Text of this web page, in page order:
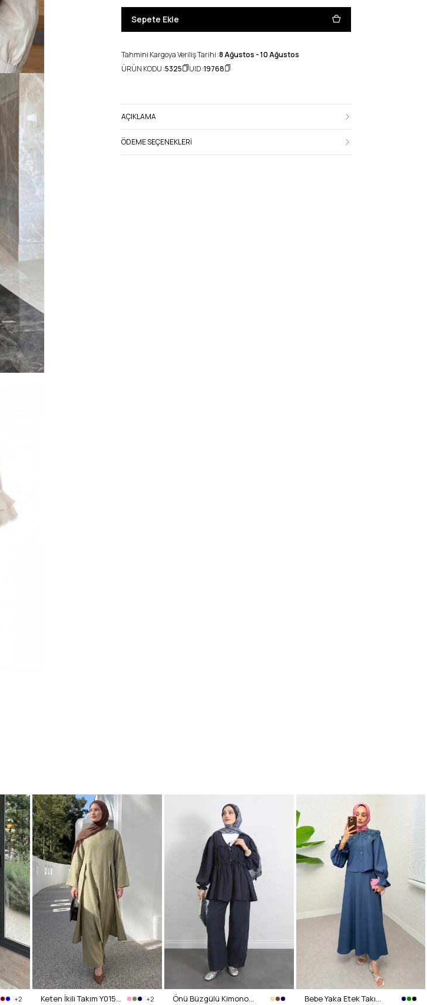
Sepete Ekle
Tahmini Kargoya Veriliş Tarihi :8 Ağustos - 10 Ağustos
ÜRÜN KODU :5325 UID :19768
AÇIKLAMA
ÖDEME SEÇENEKLERI
+2 Keten İkili Takım Y0155 - AÇIK HAKİ +2 Önü Büzgülü Kimono Takım Y0102 - LACİVERT Bebe Yaka Etek Takım 2255 - İNDİGO